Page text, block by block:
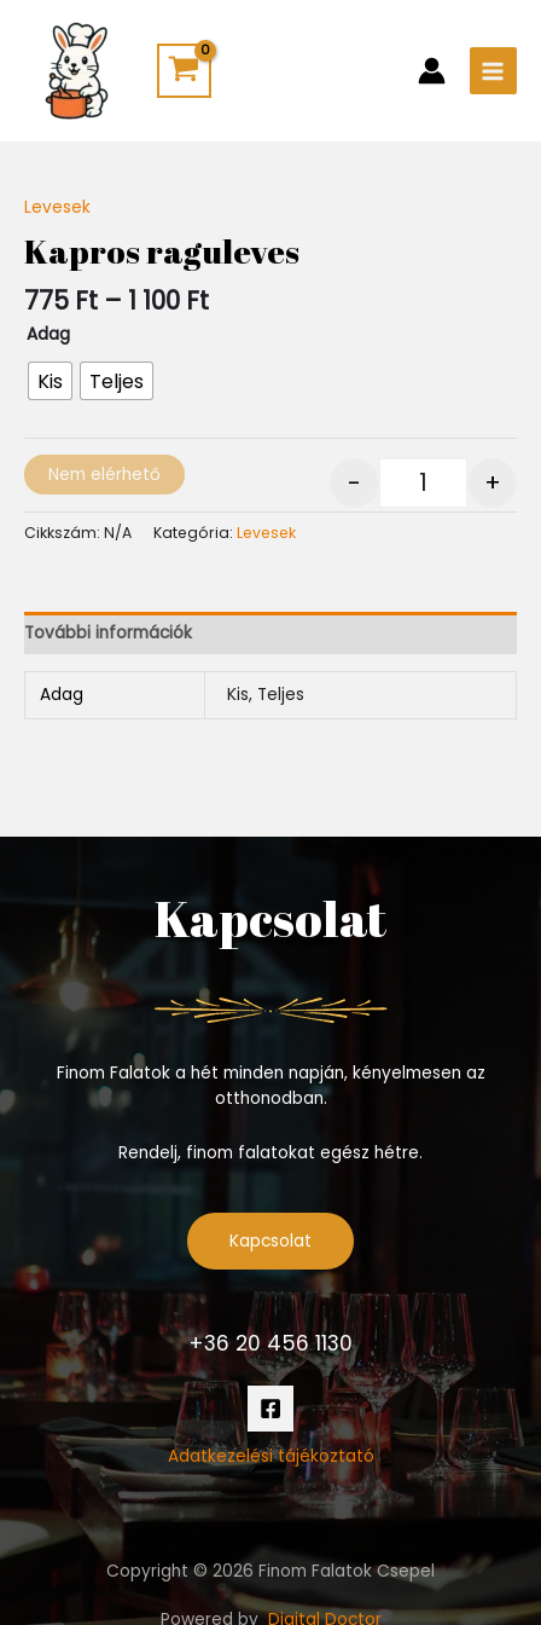
content
Levesek
Kapros raguleves
775 Ft – 1 100 Ft
775 Ft
-
1
100 Ft
Adag
Kis Teljes
- +
Nem elérhető
Cikkszám: N/A Kategória: Levesek
További információk
Adag Kis, Teljes
Kapcsolat
Finom Falatok a hét minden napján, kényelmesen az
otthonodban.
Rendelj, finom falatokat egész hétre.
Kapcsolat
+36 20 456 1130
Adatkezelési tájékoztató
Copyright © 2026 Finom Falatok Csepel
Powered byDigital Doctor